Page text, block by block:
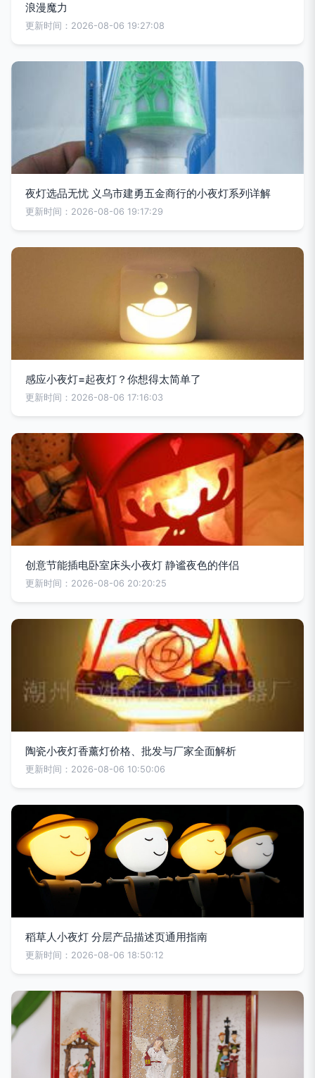
浪漫魔力
更新时间：2026-08-06 19:27:08
夜灯选品无忧 义乌市建勇五金商行的小夜灯系列详解
更新时间：2026-08-06 19:17:29
感应小夜灯=起夜灯？你想得太简单了
更新时间：2026-08-06 17:16:03
创意节能插电卧室床头小夜灯 静谧夜色的伴侣
更新时间：2026-08-06 20:20:25
陶瓷小夜灯香薰灯价格、批发与厂家全面解析
更新时间：2026-08-06 10:50:06
稻草人小夜灯 分层产品描述页通用指南
更新时间：2026-08-06 18:50:12